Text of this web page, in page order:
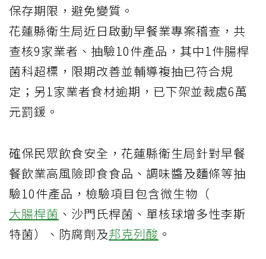
保存期限，避免變質。
花蓮縣衛生局近日啟動早餐業專案稽查，共
查核9家業者、抽驗10件產品，其中1件腸桿
菌科超標，限期改善並輔導複抽已符合規
定；另1家業者食材逾期，已下架並裁處6萬
元罰鍰。
確保民眾飲食安全，花蓮縣衛生局針對早餐
餐飲業高風險即食食品、調味醬及麵條等抽
驗10件產品，檢驗項目包含微生物（
大腸桿菌 、沙門氏桿菌、單核球增多性李斯
特菌）、防腐劑及邦克列酸 。